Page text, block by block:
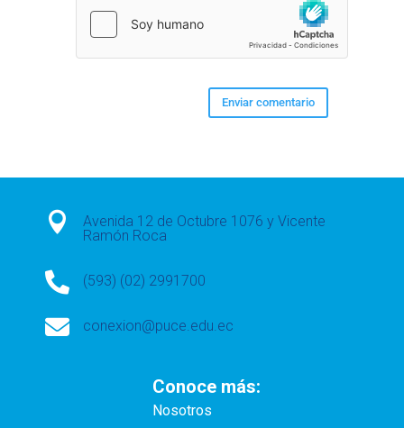

Avenida 12 de Octubre 1076 y Vicente
Ramón Roca
 (593) (02) 2991700
 conexion@puce.edu.ec
Conoce más:
Nosotros